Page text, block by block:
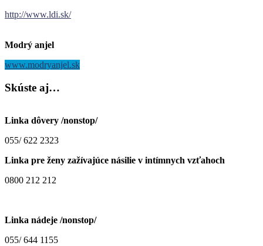
http://www.ldi.sk/
Modrý anjel
www.modryanjel.sk
Skúste aj…
Linka dôvery /nonstop/
055/ 622 2323
Linka pre ženy zažívajúce násilie v intímnych vzťahoch
0800 212 212
Linka nádeje /nonstop/
055/ 644 1155